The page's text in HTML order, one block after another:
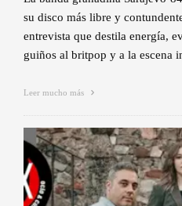
su disco más libre y
entrevista que destila energía,
guiños al britpop y a la escena
Leer mucho más